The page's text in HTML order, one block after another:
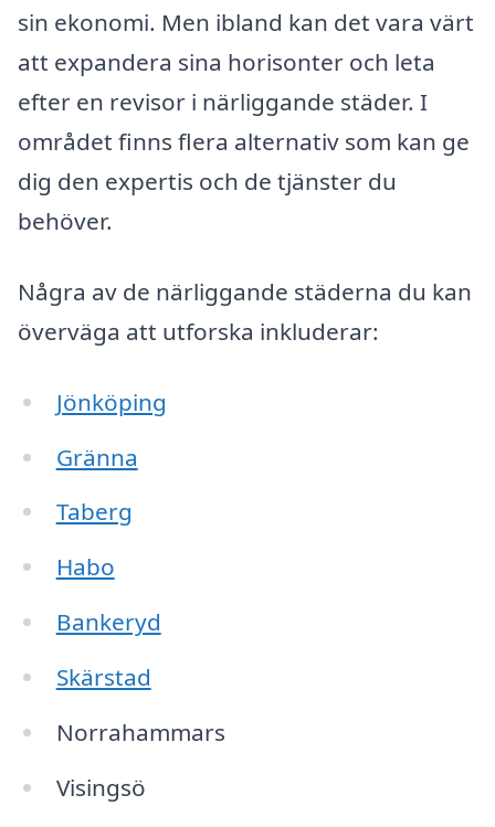
sin ekonomi. Men ibland kan det vara värt
att expandera sina horisonter och leta
efter en revisor i närliggande städer. I
området finns flera alternativ som kan ge
dig den expertis och de tjänster du
behöver.
Några av de närliggande städerna du kan
överväga att utforska inkluderar:
Jönköping
Gränna
Taberg
Habo
Bankeryd
Skärstad
Norrahammars
Visingsö